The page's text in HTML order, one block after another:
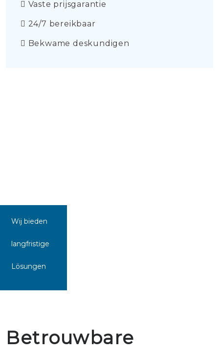
Vaste prijsgarantie
24/7 bereikbaar
Bekwame deskundigen
Wij bieden
langfristige
Lösungen
Betrouwbare